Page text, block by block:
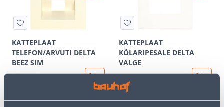
KATTEPLAAT
TELEFON/ARVUTI DELTA
BEEZ SIM
KATTEPLAAT
KÕLARIPESALE DELTA
VALGE
3.00 €